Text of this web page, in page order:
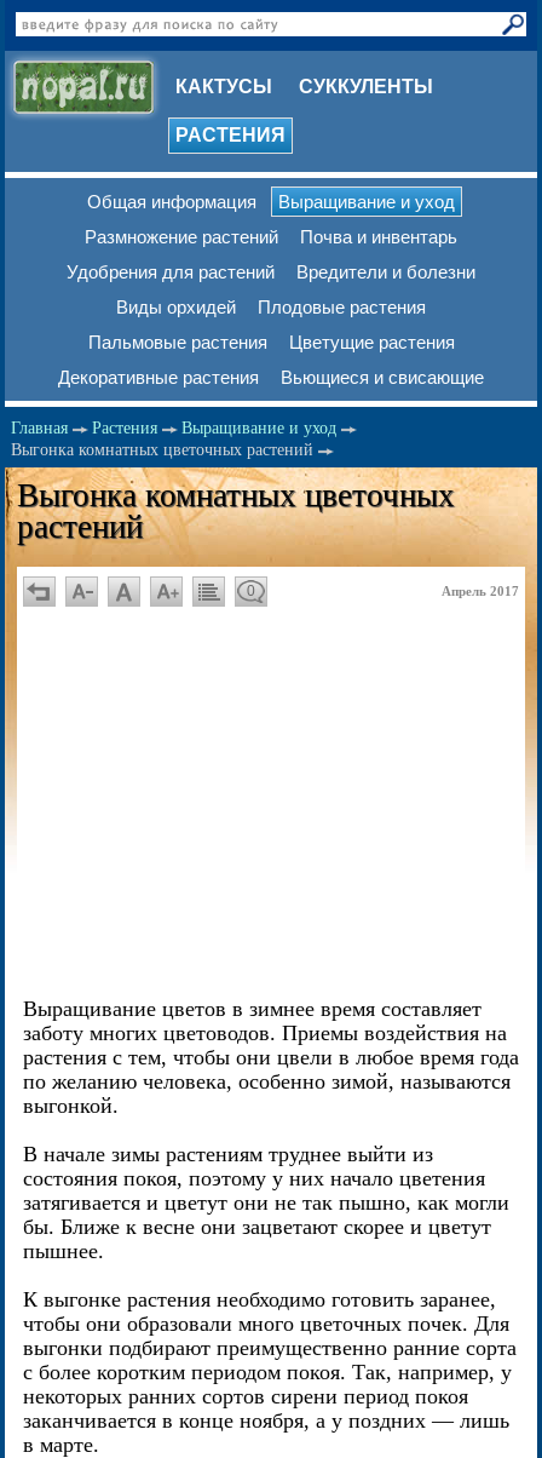
КАКТУСЫ СУККУЛЕНТЫ
РАСТЕНИЯ
Общая информация
Выращивание и уход
Размножение растений
Почва и инвентарь
Удобрения для растений
Вредители и болезни
Виды орхидей
Плодовые растения
Пальмовые растения
Цветущие растения
Декоративные растения
Вьющиеся и свисающие
Главная Растения
Выращивание и уход
Выгонка комнатных цветочных растений
Выгонка комнатных цветочных
растений
0 Апрель 2017
Выращивание цветов в зимнее время составляет
заботу многих цветоводов. Приемы воздействия на
растения с тем, чтобы они цвели в любое время года
по желанию человека, особенно зимой, называются
выгонкой.
В начале зимы растениям труднее выйти из
состояния покоя, поэтому у них начало цветения
затягивается и цветут они не так пышно, как могли
бы. Ближе к весне они зацветают скорее и цветут
пышнее.
К выгонке растения необходимо готовить заранее,
чтобы они образовали много цветочных почек. Для
выгонки подбирают преимущественно ранние сорта
с более коротким периодом покоя. Так, например, у
некоторых ранних сортов сирени период покоя
заканчивается в конце ноября, а у поздних — лишь
в марте.